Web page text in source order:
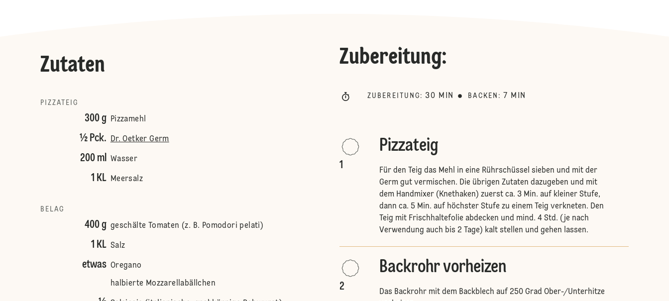
Zutaten
PIZZATEIG
300 g Pizzamehl
½ Pck. Dr. Oetker Germ
200 ml Wasser
1 KL Meersalz
BELAG
400 g geschälte Tomaten (z. B. Pomodori pelati)
1 KL Salz
etwas Oregano
halbierte Mozzarellabällchen
Zubereitung:
ZUBEREITUNG : 30 MIN BACKEN : 7 MIN
1
Pizzateig
Für den Teig das Mehl in eine Rührschüssel sieben und mit der
Germ gut vermischen. Die übrigen Zutaten dazugeben und mit
dem Handmixer (Knethaken) zuerst ca. 3 Min. auf kleiner Stufe,
dann ca. 5 Min. auf höchster Stufe zu einem Teig verkneten. Den
Teig mit Frischhaltefolie abdecken und mind. 4 Std. (je nach
Verwendung auch bis 2 Tage) kalt stellen und gehen lassen.
2
Backrohr vorheizen
Das Backrohr mit dem Backblech auf 250 Grad Ober-/Unterhitze